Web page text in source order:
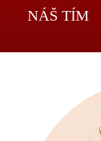
NÁŠ TÍM